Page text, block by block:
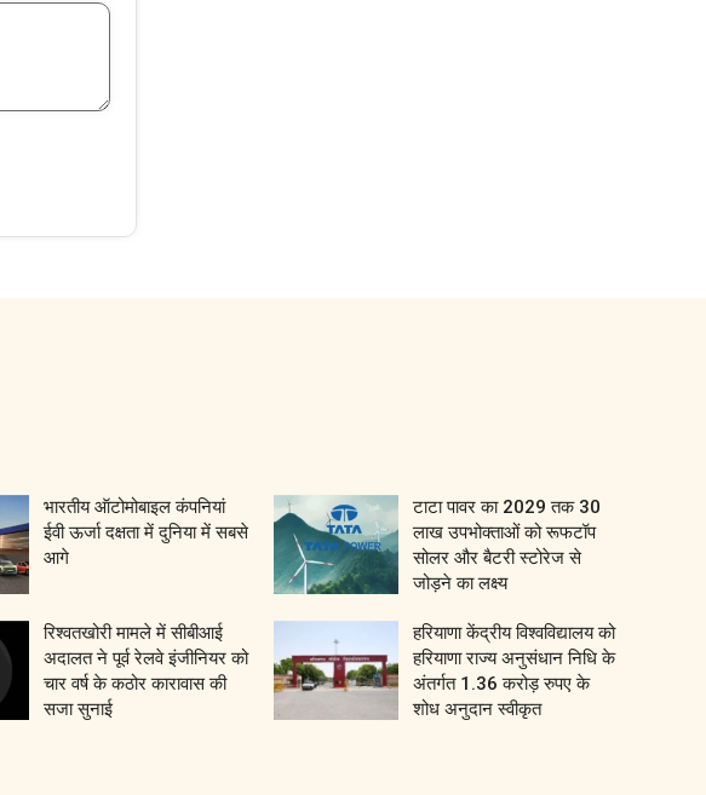
भारतीय ऑटोमोबाइल कंपनियां
ईवी ऊर्जा दक्षता में दुनिया में सबसे
आगे
टाटा पावर का 2029 तक 30
लाख उपभोक्ताओं को रूफटॉप
सोलर और बैटरी स्टोरेज से
जोड़ने का लक्ष्य
रिश्वतखोरी मामले में सीबीआई
अदालत ने पूर्व रेलवे इंजीनियर को
चार वर्ष के कठोर कारावास की
सजा सुनाई
हरियाणा केंद्रीय विश्वविद्यालय को
हरियाणा राज्य अनुसंधान निधि के
अंतर्गत 1.36 करोड़ रुपए के
शोध अनुदान स्वीकृत